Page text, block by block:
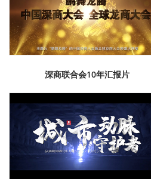
深商联合会10年汇报片